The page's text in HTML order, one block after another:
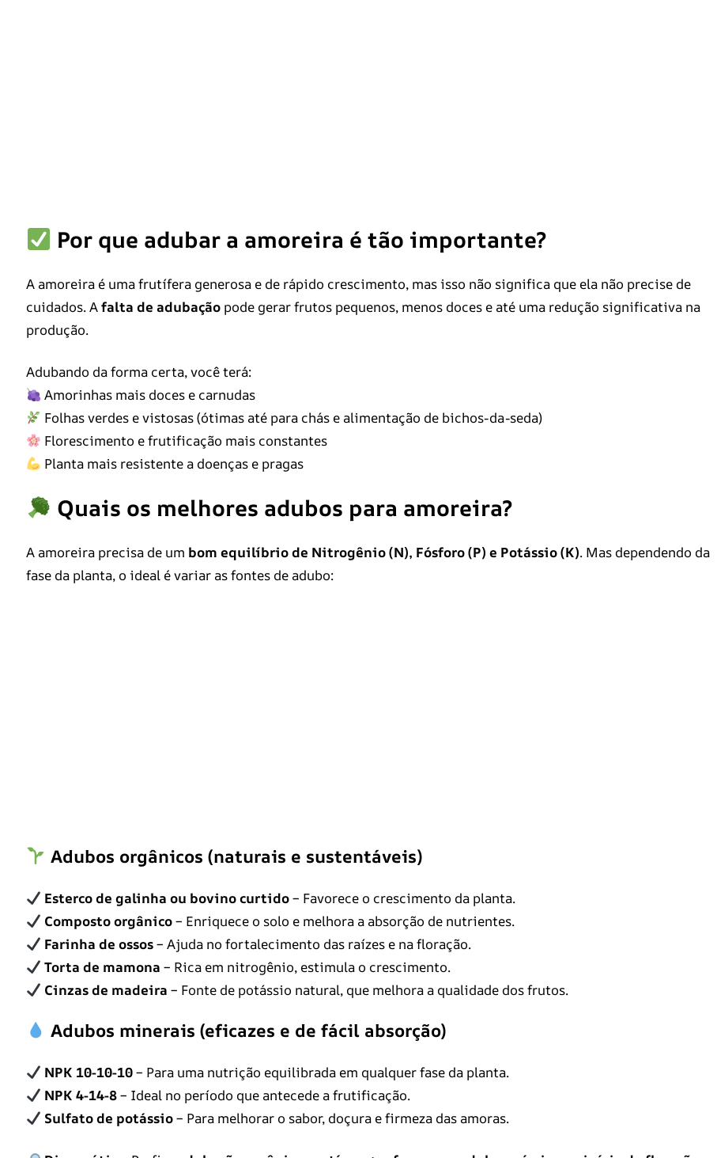
Por que adubar a amoreira é tão importante?
A amoreira é uma frutífera generosa e de rápido crescimento, mas isso não significa que ela não precise de
cuidados. Afalta de adubaçãopode gerar frutos pequenos, menos doces e até uma redução significativa na
produção.
Adubando da forma certa, você terá:
Amorinhas mais doces e carnudas
Folhas verdes e vistosas (ótimas até para chás e alimentação de bichos-da-seda)
Florescimento e frutificação mais constantes
Planta mais resistente a doenças e pragas
Quais os melhores adubos para amoreira?
A amoreira precisa de um bom equilíbrio de Nitrogênio (N), Fósforo (P) e Potássio (K). Mas dependendo da
fase da planta, o ideal é variar as fontes de adubo:
Adubos orgânicos (naturais e sustentáveis)
Esterco de galinha ou bovino curtido– Favorece o crescimento da planta.
Composto orgânico– Enriquece o solo e melhora a absorção de nutrientes.
Farinha de ossos– Ajuda no fortalecimento das raízes e na floração.
Torta de mamona – Rica em nitrogênio, estimula o crescimento.
Cinzas de madeira – Fonte de potássio natural, que melhora a qualidade dos frutos.
Adubos minerais (eficazes e de fácil absorção)
NPK 10-10-10– Para uma nutrição equilibrada em qualquer fase da planta.
NPK 4-14-8– Ideal no período que antecede a frutificação.
Sulfato de potássio– Para melhorar o sabor, doçura e firmeza das amoras.